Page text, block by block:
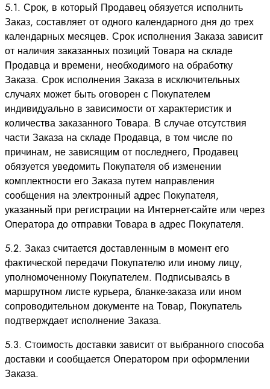
5.1. Срок, в который Продавец обязуется исполнить
Заказ, составляет от одного календарного дня до трех
календарных месяцев. Срок исполнения Заказа зависит
от наличия заказанных позиций Товара на складе
Продавца и времени, необходимого на обработку
Заказа. Срок исполнения Заказа в исключительных
случаях может быть оговорен с Покупателем
индивидуально в зависимости от характеристик и
количества заказанного Товара. В случае отсутствия
части Заказа на складе Продавца, в том числе по
причинам, не зависящим от последнего, Продавец
обязуется уведомить Покупателя об изменении
комплектности его Заказа путем направления
сообщения на электронный адрес Покупателя,
указанный при регистрации на Интернет-сайте или через
Оператора до отправки Товара в адрес Покупателя.
5.2. Заказ считается доставленным в момент его
фактической передачи Покупателю или иному лицу,
уполномоченному Покупателем. Подписываясь в
маршрутном листе курьера, бланке-заказа или ином
сопроводительном документе на Товар, Покупатель
подтверждает исполнение Заказа.
5.3. Стоимость доставки зависит от выбранного способа
доставки и сообщается Оператором при оформлении
Заказа.